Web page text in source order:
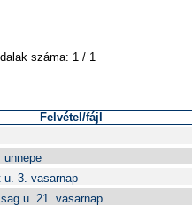
száma: 1 / 1
Felvétel/fájl
unnepe
u. 3. vasarnap
u. 21. vasarnap